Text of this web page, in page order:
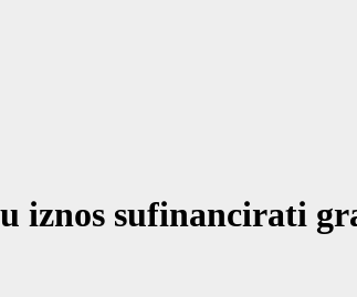
iznos sufinancirati